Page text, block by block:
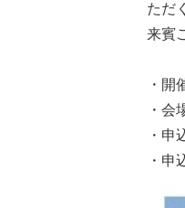
ただ
来賓
・開
・
・申
・申